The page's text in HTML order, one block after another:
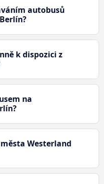
autobusů
k dispozici z
na
Westerland